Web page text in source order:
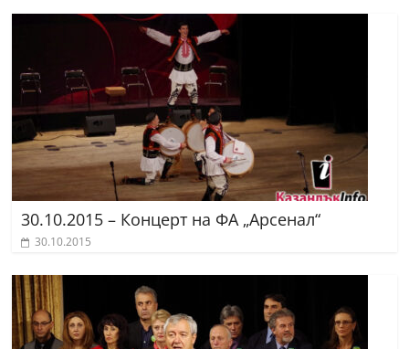
30.10.2015 – Концерт на ФА „Арсенал“
30.10.2015